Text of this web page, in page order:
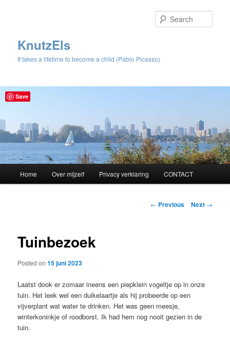
KnutzEls
It takes a lifetime to become a child (Pablo Picasso)
Skip
content
Home Over mijzelf Privacy verklaring CONTACT
Post
← Previous Next →
Tuinbezoek
Posted on15 juni 2023
Laatst dook er zomaar ineens een piepklein vogeltje op in onze
tuin. Het leek wel een duikelaartje als hij probeerde op een
vijverplant wat water te drinken. Het was geen meesje,
winterkoninkje of roodborst. Ik had hem nog nooit gezien in de
tuin.
Save